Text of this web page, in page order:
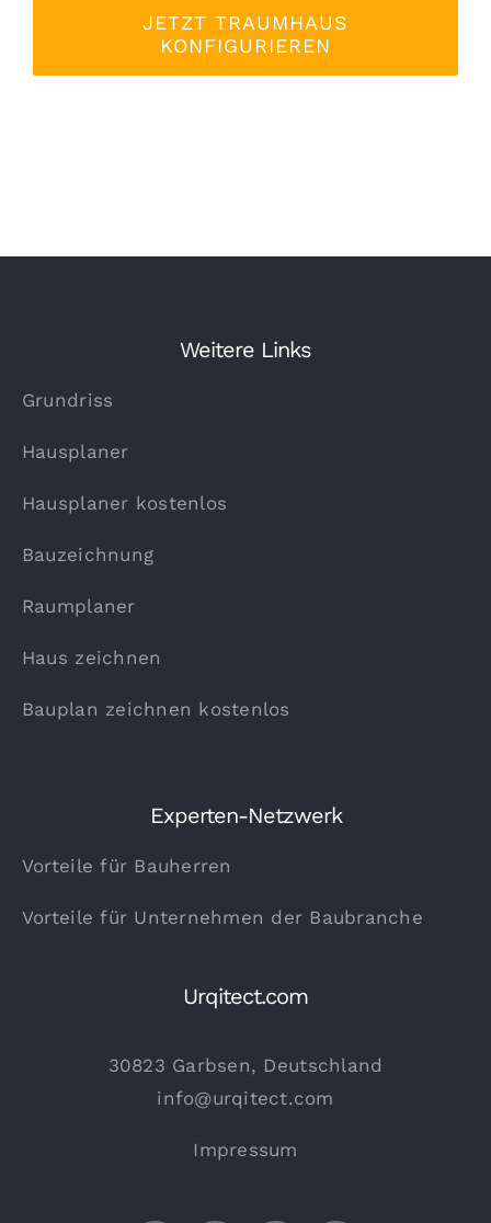
JETZT TRAUMHAUS
KONFIGURIEREN
Urqitect.com
30823 Garbsen, Deutschland
info@urqitect.com
Impressum
Weitere Links
Grundriss
Hausplaner
Hausplaner kostenlos
Bauzeichnung
Raumplaner
Haus zeichnen
Bauplan zeichnen kostenlos
Experten-Netzwerk
Vorteile für Bauherren
Vorteile für Unternehmen der Baubranche